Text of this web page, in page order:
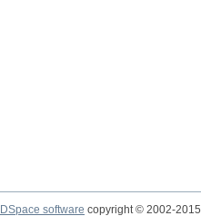
DSpace software copyright © 2002-2015